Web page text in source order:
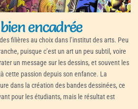
encadrée
filières au choix dans l’institut des arts. Peu
puisque c’est un art un peu subtil, voire
un message sur les dessins, et souvent les
cette passion depuis son enfance. La
dans la création des bandes dessinées, ce
pour les étudiants, mais le résultat est